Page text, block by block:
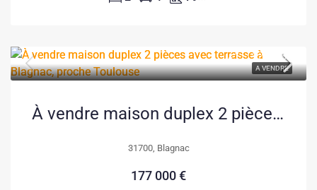
A VENDRE
À vendre maison duplex 2 pièces avec terrasse à Blagnac, proche Toulouse
31700, Blagnac
177 000 €